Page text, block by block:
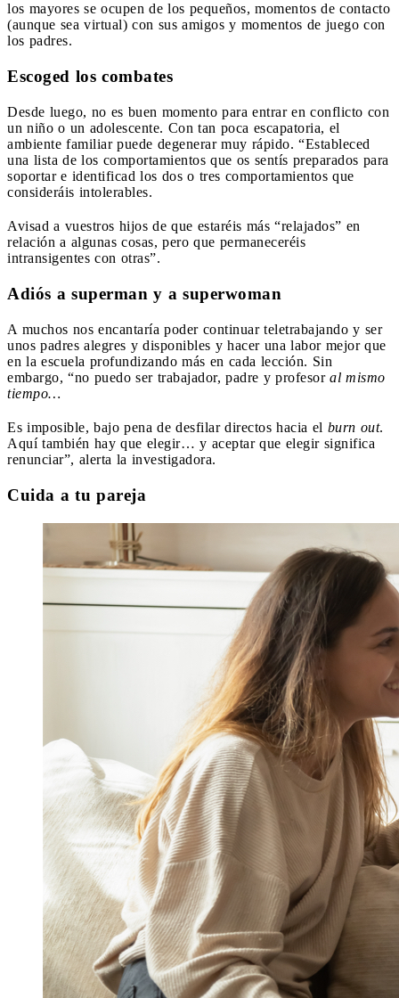
los mayores se ocupen de los pequeños, momentos de contacto
(aunque sea virtual) con sus amigos y momentos de juego con
los padres.
Escoged los combates
Desde luego, no es buen momento para entrar en conflicto con
un niño o un adolescente. Con tan poca escapatoria, el
ambiente familiar puede degenerar muy rápido. “Estableced
una lista de los comportamientos que os sentís preparados para
soportar e identificad los dos o tres comportamientos que
consideráis intolerables.
Avisad a vuestros hijos de que estaréis más “relajados” en
relación a algunas cosas, pero que permaneceréis
intransigentes con otras”.
Adiós a superman y a superwoman
A muchos nos encantaría poder continuar teletrabajando y ser
unos padres alegres y disponibles y hacer una labor mejor que
en la escuela profundizando más en cada lección. Sin
embargo, “no puedo ser trabajador, padre y profesor al mismo
tiempo…
Es imposible, bajo pena de desfilar directos hacia el burn out.
Aquí también hay que elegir… y aceptar que elegir significa
renunciar”, alerta la investigadora.
Cuida a tu pareja